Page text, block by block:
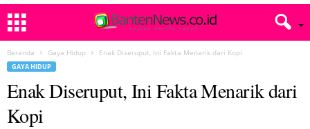
Beranda Gaya Hidup Enak Diseruput, Ini Fakta Menarik dari Kopi
GAYA HIDUP
Enak Diseruput, Ini Fakta Menarik dari
Kopi